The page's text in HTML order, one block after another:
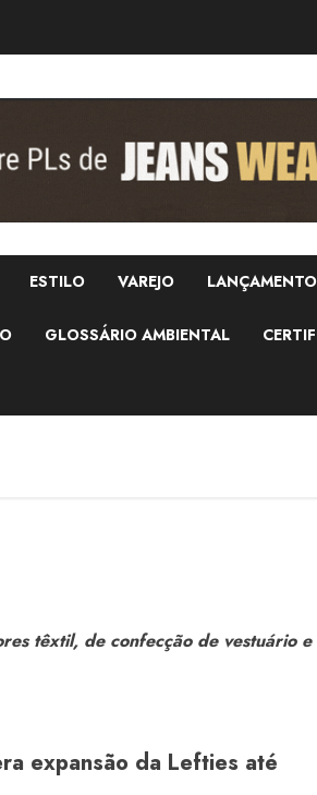
ESTILO VAREJO
GLOSSÁRIO AMBIENTAL
têxtil, de confecção de vestuário e
expansão da Lefties até